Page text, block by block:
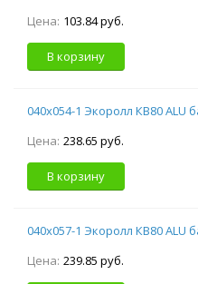
Цена: 103.84 руб.
В корзину
040х054-1 Экоролл КВ80
Цена: 238.65 руб.
В корзину
040х057-1 Экоролл КВ80
Цена: 239.85 руб.